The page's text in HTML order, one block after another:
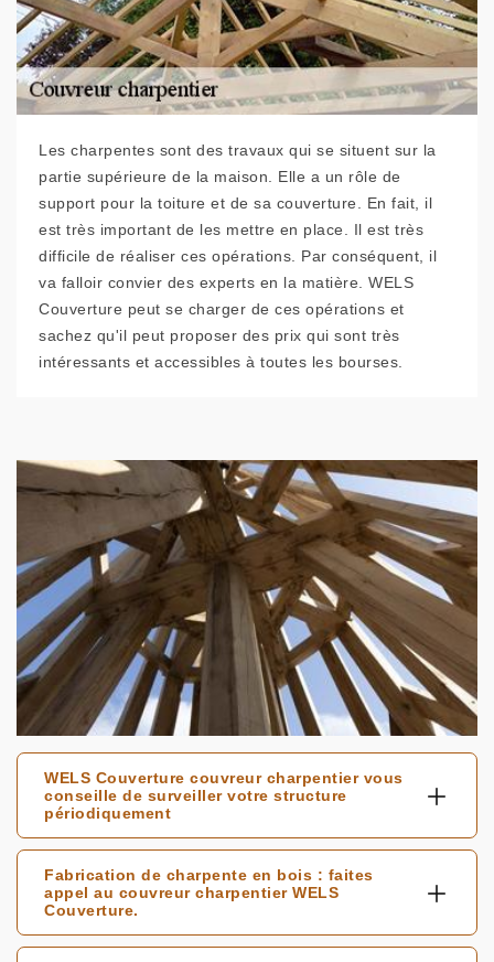
Les charpentes sont des travaux qui se situent sur la
partie supérieure de la maison. Elle a un rôle de
support pour la toiture et de sa couverture. En fait, il
est très important de les mettre en place. Il est très
difficile de réaliser ces opérations. Par conséquent, il
va falloir convier des experts en la matière. WELS
Couverture peut se charger de ces opérations et
sachez qu'il peut proposer des prix qui sont très
intéressants et accessibles à toutes les bourses.
WELS Couverture couvreur charpentier vous
conseille de surveiller votre structure
périodiquement
Fabrication de charpente en bois : faites
appel au couvreur charpentier WELS
Couverture.